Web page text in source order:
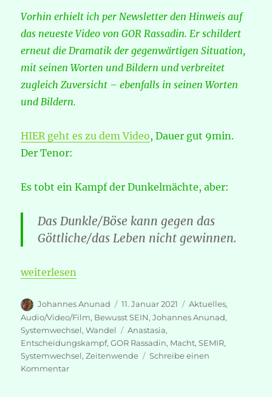
Vorhin erhielt ich per Newsletter den Hinweis auf
das neueste Video von GOR Rassadin. Er schildert
erneut die Dramatik der gegenwärtigen Situation,
mit seinen Worten und Bildern und verbreitet
zugleich Zuversicht – ebenfalls in seinen Worten
und Bildern.
HIER geht es zu dem Video, Dauer gut 9min.
Der Tenor:
Es tobt ein Kampf der Dunkelmächte, aber:
Das Dunkle/Böse kann gegen das
Göttliche/das Leben nicht gewinnen.
„GOR Rassadin – Warum SIE verlieren“
weiterlesen
Autor
Johannes Anunad
Veröffentlicht
am
11. Januar 2021 Kategorien
Aktuelles,
Audio/Video/Film, Bewusst SEIN,Johannes Anunad,
Systemwechsel,Wandel Schlagwörter
Anastasia,
Entscheidungskampf,GOR Rassadin, Macht,SEMIR,
Systemwechsel,Zeitenwende
Schreibe einen
Kommentarzu